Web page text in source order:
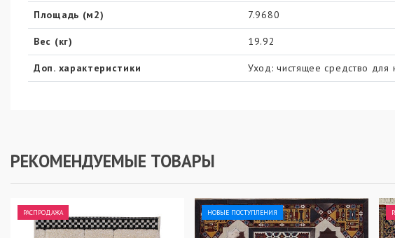
Площадь (м2) 7.9680
Вес (кг) 19.92
Доп. характеристики Уход: чистящее средство для
РЕКОМЕНДУЕМЫЕ ТОВАРЫ
РАСПРОДАЖА НОВЫЕ ПОСТУПЛЕНИЯ